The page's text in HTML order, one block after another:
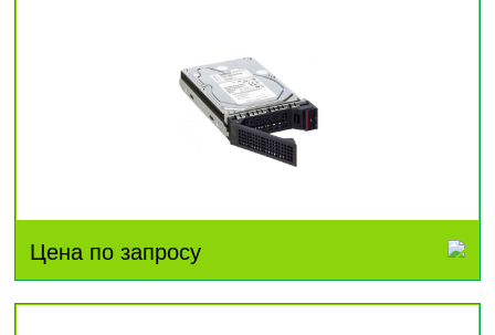
Цена по запросу